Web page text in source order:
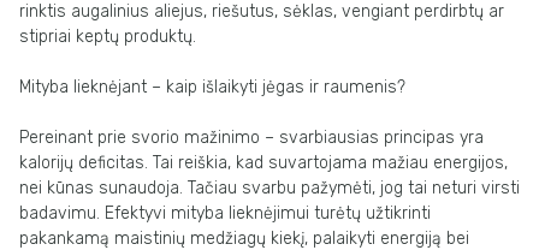
rinktis augalinius aliejus, riešutus, sėklas, vengiant perdirbtų ar
stipriai keptų produktų.
Mityba lieknėjant – kaip išlaikyti jėgas ir raumenis?
Pereinant prie svorio mažinimo – svarbiausias principas yra
kalorijų deficitas. Tai reiškia, kad suvartojama mažiau energijos,
nei kūnas sunaudoja. Tačiau svarbu pažymėti, jog tai neturi virsti
badavimu. Efektyvi mityba lieknėjimui turėtų užtikrinti
pakankamą maistinių medžiagų kiekį, palaikyti energiją bei